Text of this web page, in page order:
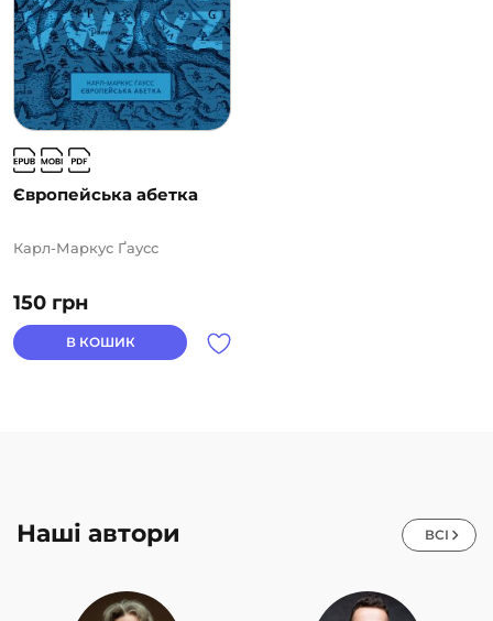
Європейська абетка
150 грн
Карл-Маркус Ґаусс
В КОШИК
Наші автори ВСІ